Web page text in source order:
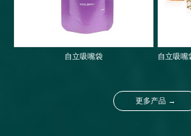
自立吸嘴袋
更多产品 →